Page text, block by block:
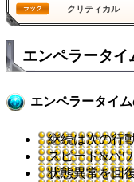
ラック クリティカル
エンペラータイ
エンペラータイ
継続は次の行
スピード&パ
状態異常を回